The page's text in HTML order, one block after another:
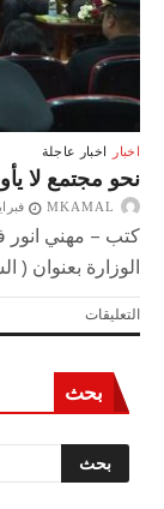
اخبار اخبار عاجلة
نحو مجتمع لا
MKAMAL فبراير 11, 2019
كتب – مهني انور
الوزارة بعنوان (
التعليقاتعلى
نحو
يأوى
والجريمة
مغلقة
بحث